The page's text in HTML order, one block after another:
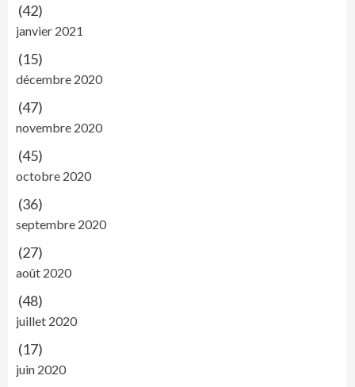
(42)
janvier 2021
(15)
décembre 2020
(47)
novembre 2020
(45)
octobre 2020
(36)
septembre 2020
(27)
août 2020
(48)
juillet 2020
(17)
juin 2020